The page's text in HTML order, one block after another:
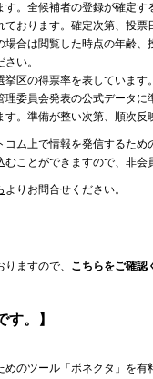
。全候補者の登録が確定す
おります。確定次第、投票
合は閲覧した時点の年齢
い。
区の得票率を表しています。
委員会発表の公式データに
。準備が整い次第、順次反
ム上で情報を発信するため
ことができますので、非会
よりお問合せください。
ますので、 こちらをご確認
す。】
のツール「ボネクタ」を